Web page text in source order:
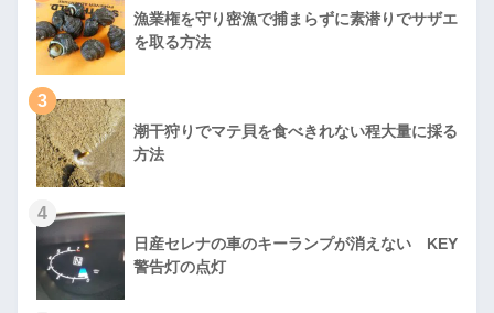
漁業権を守り密漁で捕まらずに素潜りでサザエ
を取る方法
3
潮干狩りでマテ貝を食べきれない程大量に採る
方法
4
日産セレナの車のキーランプが消えない KEY
警告灯の点灯